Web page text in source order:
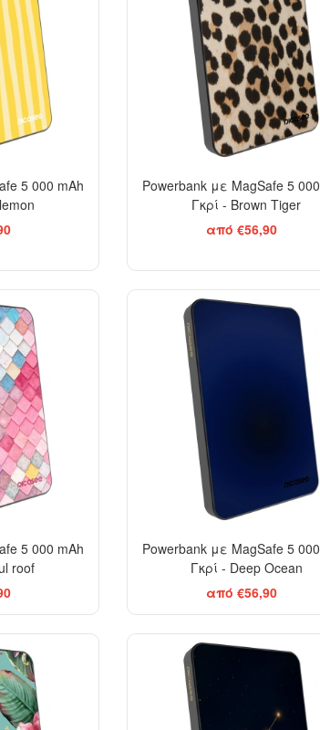
5 000 mAh
Powerbank με MagSafe 5
Γκρί - Brown Tiger
από €56,90
5 000 mAh
roof
Powerbank με MagSafe 5
Γκρί - Deep Ocean
από €56,90